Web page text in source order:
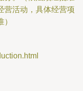
营活动，具体经营项